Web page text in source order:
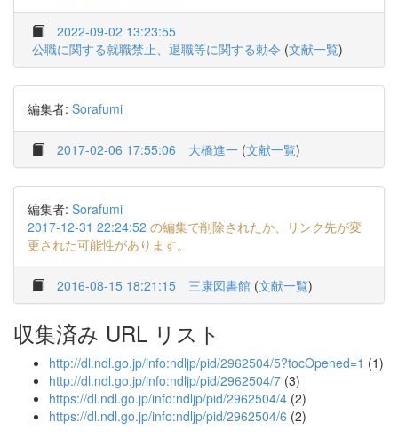
2022-09-02 13:23:55
公職に関する就職禁止、退職等に関する勅令 (文献一覧)
編集者: Sorafumi
2017-02-06 17:55:06 大橋進一 (文献一覧)
編集者: Sorafumi
2017-12-31 22:24:52 の編集で削除されたか、リンク先が変
更された可能性があります。
2016-08-15 18:21:15 三康図書館 (文献一覧)
収集済み URL リスト
http://dl.ndl.go.jp/info:ndljp/pid/2962504/5?tocOpened=1 (1)
http://dl.ndl.go.jp/info:ndljp/pid/2962504/7 (3)
https://dl.ndl.go.jp/info:ndljp/pid/2962504/4 (2)
https://dl.ndl.go.jp/info:ndljp/pid/2962504/6 (2)